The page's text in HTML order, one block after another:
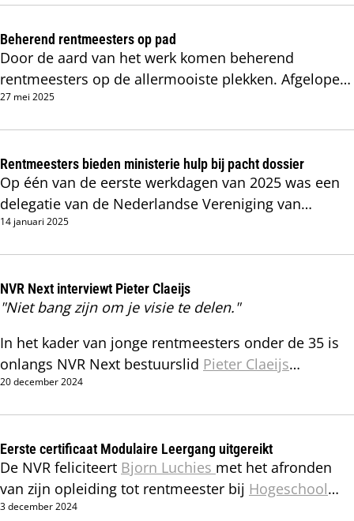
stage- en banenmarkt was er volop gelegenheid om
stagekansen te verkennen, vragen te stellen en
nieuwe connecties te leggen.
Beherend rentmeesters op pad
Door de aard van het werk komen beherend
rentmeesters op de allermooiste plekken. Afgelopen
week beleefden 50 rentmeesters uit het hele land
27 mei 2025
Rentmeesters bieden ministerie hulp bij pacht dossier
Op één van de eerste werkdagen van 2025 was een
delegatie van de Nederlandse Vereniging van
Rentmeesters (NVR) op bezoek bij het ministerie van
dragen aan het toekomstige pachtstelsel, een
actueel vraagstuk.
14 januari 2025
NVR Next interviewt Pieter Claeijs
"Niet bang zijn om je visie te delen."
In het kader van jonge rentmeesters onder de 35 is
onlangs NVR Next bestuurslid Pieter Claeijs
geïnterviewd. Wat drijft deze young professional en
20 december 2024
Eerste certificaat Modulaire Leergang uitgereikt
De NVR feliciteert Bjorn Luchies met het afronden
van zijn opleiding tot rentmeester bij Hogeschool
Van Hall Larenstein
3 december 2024